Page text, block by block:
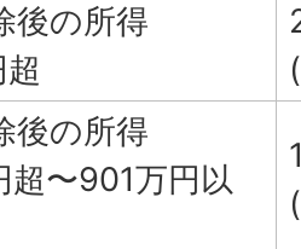
後の所得
後の所得
〜901万円以